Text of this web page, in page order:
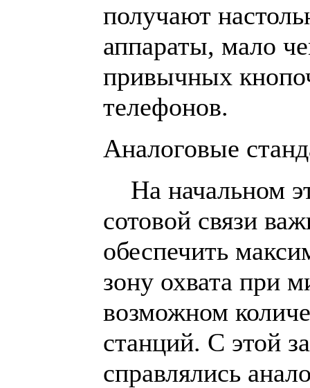
получают
аппараты, мало
привычных
телефонов.
Аналоговые
На начальном
сотовой связи
обеспечить
зону охвата при
возможном
станций. С этой
справлялись